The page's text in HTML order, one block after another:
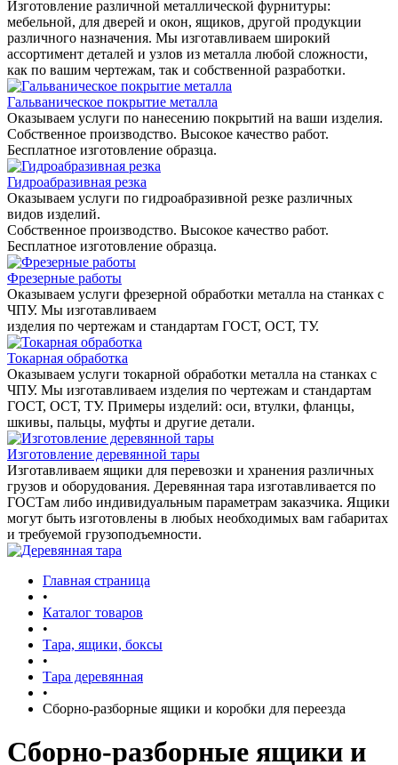
Изготовление различной металлической фурнитуры:
мебельной, для дверей и окон, ящиков, другой продукции
различного назначения. Мы изготавливаем широкий
ассортимент деталей и узлов из металла любой сложности,
как по вашим чертежам, так и собственной разработки.
Гальваническое покрытие металла
Оказываем услуги по нанесению покрытий на ваши изделия.
Собственное производство. Высокое качество работ.
Бесплатное изготовление образца.
Гидроабразивная резка
Оказываем услуги по гидроабразивной резке различных
видов изделий.
Собственное производство. Высокое качество работ.
Бесплатное изготовление образца.
Фрезерные работы
Оказываем услуги фрезерной обработки металла на станках с
ЧПУ. Мы изготавливаем
изделия по чертежам и стандартам ГОСТ, ОСТ, ТУ.
Токарная обработка
Оказываем услуги токарной обработки металла на станках с
ЧПУ. Мы изготавливаем изделия по чертежам и стандартам
ГОСТ, ОСТ, ТУ. Примеры изделий: оси, втулки, фланцы,
шкивы, пальцы, муфты и другие детали.
Изготовление деревянной тары
Изготавливаем ящики для перевозки и хранения различных
грузов и оборудования. Деревянная тара изготавливается по
ГОСТам либо индивидуальным параметрам заказчика. Ящики
могут быть изготовлены в любых необходимых вам габаритах
и требуемой грузоподъемности.
Главная страница
•
Каталог товаров
•
Тара, ящики, боксы
•
Тара деревянная
•
Сборно-разборные ящики и коробки для переезда
Сборно-разборные ящики и